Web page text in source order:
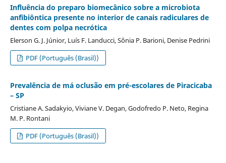
Influência do preparo biomecânico sobre a microbiota
anfibiôntica presente no interior de canais radiculares de
dentes com polpa necrótica
Elerson G. J. Júnior, Luís F. Landucci, Sônia P. Barioni, Denise Pedrini
PDF (Português (Brasil))
Prevalência de má oclusão em pré-escolares de Piracicaba
– SP
Cristiane A. Sadakyio, Viviane V. Degan, Godofredo P. Neto, Regina
M. P. Rontani
PDF (Português (Brasil))